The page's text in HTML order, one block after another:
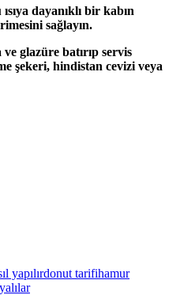
dayanıklı bir kabın
sağlayın.
glazüre batırıp servis
şekeri, hindistan cevizi veya
yapılırdonut tarifihamur